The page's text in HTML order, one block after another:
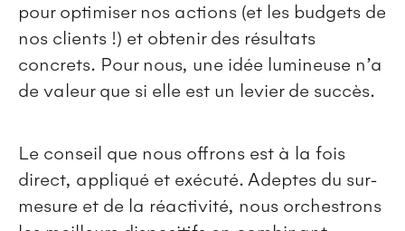
pour optimiser nos actions (et les budgets de
nos clients !) et obtenir des résultats
concrets. Pour nous, une idée lumineuse n’a
de valeur que si elle est un levier de succès.
Le conseil que nous offrons est à la fois
direct, appliqué et exécuté. Adeptes du sur-
mesure et de la réactivité, nous orchestrons